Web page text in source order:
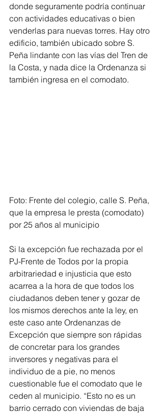
donde seguramente podría continuar
con actividades educativas o bien
venderlas para nuevas torres. Hay otro
edificio, también ubicado sobre S.
Peña lindante con las vías del Tren de
la Costa, y nada dice la Ordenanza si
también ingresa en el comodato.
Foto: Frente del colegio, calle S. Peña,
que la empresa le presta (comodato)
por 25 años al municipio
Si la excepción fue rechazada por el
PJ-Frente de Todos por la propia
arbitrariedad e injusticia que esto
acarrea a la hora de que todos los
ciudadanos deben tener y gozar de
los mismos derechos ante la ley, en
este caso ante Ordenanzas de
Excepción que siempre son rápidas
de concretar para los grandes
inversores y negativas para el
individuo de a pie, no menos
cuestionable fue el comodato que le
ceden al municipio. “Esto no es un
barrio cerrado con viviendas de baja